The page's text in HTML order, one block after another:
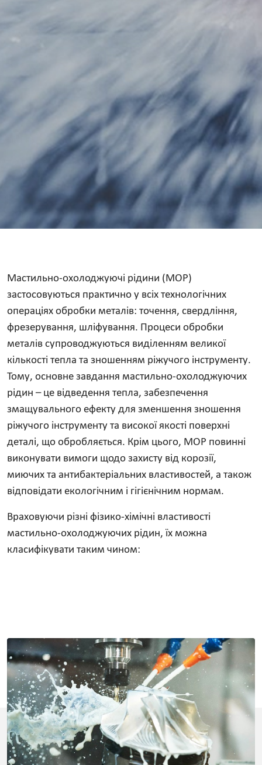
Мастильно-охолоджуючі рідини (МОР)
застосовуються практично у всіх технологічних
операціях обробки металів: точення, свердління,
фрезерування, шліфування. Процеси обробки
металів супроводжуються виділенням великої
кількості тепла та зношенням ріжучого інструменту.
Тому, основне завдання мастильно-охолоджуючих
рідин – це відведення тепла, забезпечення
змащувального ефекту для зменшення зношення
ріжучого інструменту та високої якості поверхні
деталі, що обробляється. Крім цього, МОР повинні
виконувати вимоги щодо захисту від корозії,
миючих та антибактеріальних властивостей, а також
відповідати екологічним і гігієнічним нормам.
Враховуючи різні фізико-хімічні властивості
мастильно-охолоджуючих рідин, їх можна
класифікувати таким чином: